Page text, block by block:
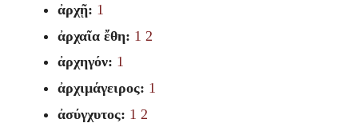
ἀρχῇ: 1
ἀρχαῖα ἔθη: 1 2
ἀρχηγόν: 1
ἀρχιμάγειρος: 1
ἀσύγχυτος: 1 2